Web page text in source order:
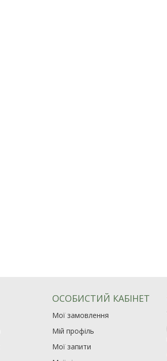
ОСОБИСТИЙ КАБІНЕТ
Мої замовлення
Мій профіль
Мої запити